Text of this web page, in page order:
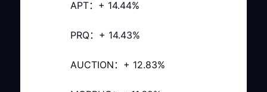
APT：+ 14.44%
PRQ：+ 14.43%
AUCTION：+ 12.83%